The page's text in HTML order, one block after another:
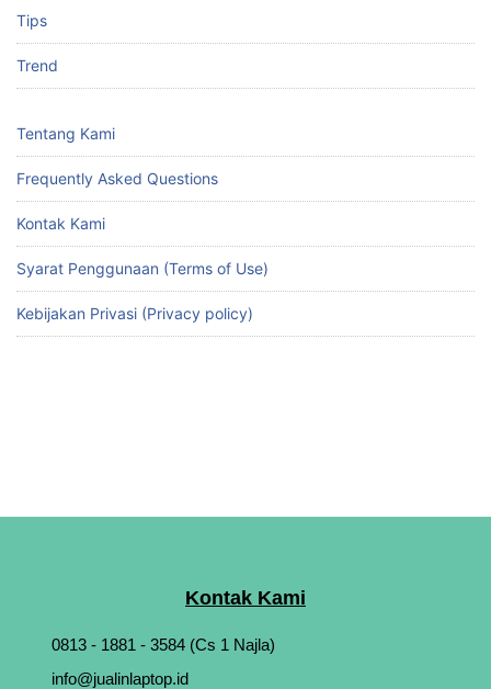
Tips
Trend
Tentang Kami
Frequently Asked Questions
Kontak Kami
Syarat Penggunaan (Terms of Use)
Kebijakan Privasi (Privacy policy)
Kontak Kami
0813 - 1881 - 3584 (Cs 1 Najla)
info@jualinlaptop.id